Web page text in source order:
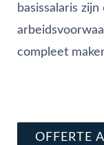
basissalaris
compleet
OFFERTE